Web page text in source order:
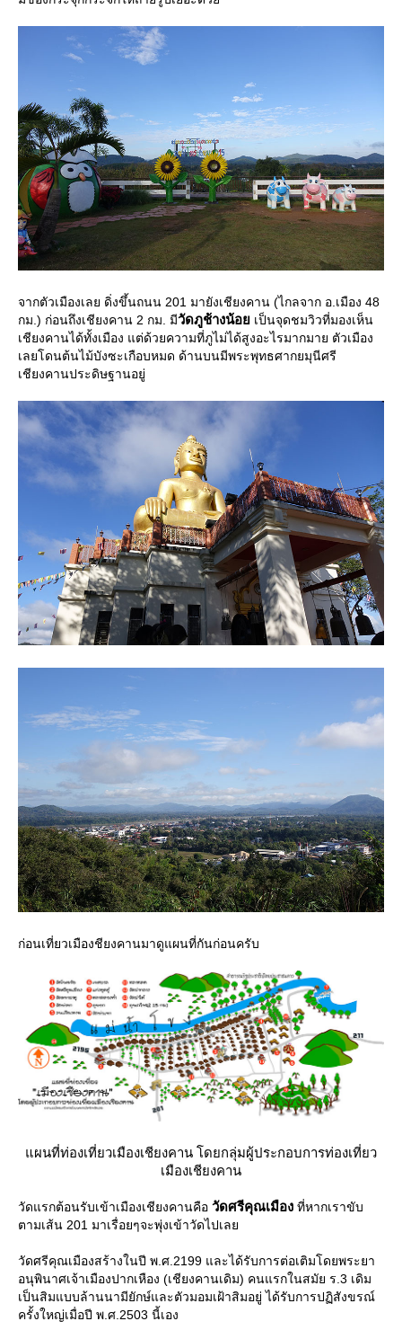
จากตัวเมืองเลย ดิ่งขึ้นถนน 201 มายังเชียงคาน (ไกลจาก อ.เมือง 48
กม.) ก่อนถึงเชียงคาน 2 กม. มีวัดภูช้างน้อ เป็นจุดชมวิวที่มองเห็น
เชียงคานได้ทั้งเมือง แต่ด้วยความที่ภูไม่ได้สูงอะไรมากมาย ตัวเมือง
เลยโดนต้นไม้บังซะเกือบหมด ด้านบนมีพระพุทธศากยมุนีศรี
เชียงคานประดิษฐานอยู่
ก่อนเที่ยวเมืองชียงคานมาดูแผนที่กันก่อนครับ
ผนที่ท่องเที่ยวเมืองเชียงคาน โดยกลุ่มผู้ประกอบการท่องเที่ยว
เมืองเชียงคาน
วัดแรกต้อนรับเข้าเมืองเชียงคานคือ วัดศรีคุณเมือง ที่หากเราขับ
ตามเส้น 201 มาเรื่อยๆจะพุ่งเข้าวัดไปเล
วัดศรีคุณเมืองสร้างในปี พ.ศ.2199 และได้รับการต่อเติมโดยพระยา
อนุพินาศเจ้าเมืองปากเหือง (เชียงคานเดิม) คนแรกในสมัย ร.3 เดิม
เป็นสิมแบบล้านนามียักษ์และตัวมอมเฝ้าสิมอยู่ ได้รับการปฏิสังขรณ์
ครั้งใหญ่เมื่อปี พ.ศ.2503 นี้เอง